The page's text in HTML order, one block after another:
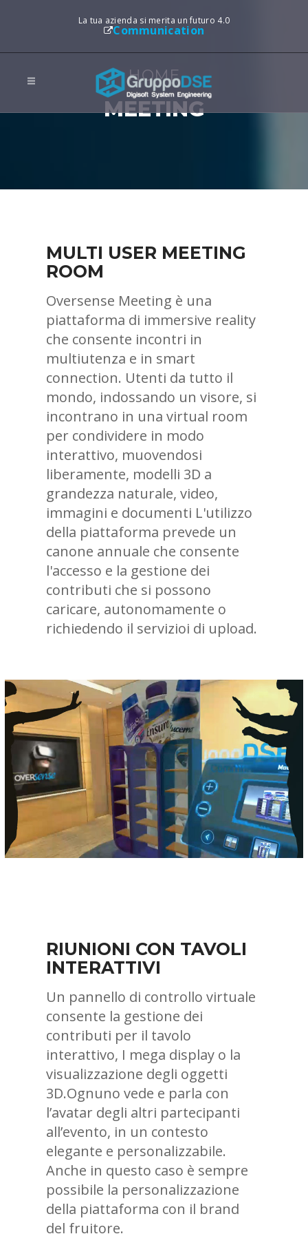
La tua azienda si merita un futuro 4.0
Communication
HOME
MEETING
MULTI USER MEETING
ROOM
Oversense Meeting è una
piattaforma di immersive reality
che consente incontri in
multiutenza e in smart
connection. Utenti da tutto il
mondo, indossando un visore, si
incontrano in una virtual room
per condividere in modo
interattivo, muovendosi
liberamente, modelli 3D a
grandezza naturale, video,
immagini e documenti L'utilizzo
della piattaforma prevede un
canone annuale che consente
l'accesso e la gestione dei
contributi che si possono
caricare, autonomamente o
richiedendo il servizioi di upload.
RIUNIONI CON TAVOLI
INTERATTIVI
Un pannello di controllo virtuale
consente la gestione dei
contributi per il tavolo
interattivo, I mega display o la
visualizzazione degli oggetti
3D.Ognuno vede e parla con
l’avatar degli altri partecipanti
all’evento, in un contesto
elegante e personalizzabile.
Anche in questo caso è sempre
possibile la personalizzazione
della piattaforma con il brand
del fruitore.